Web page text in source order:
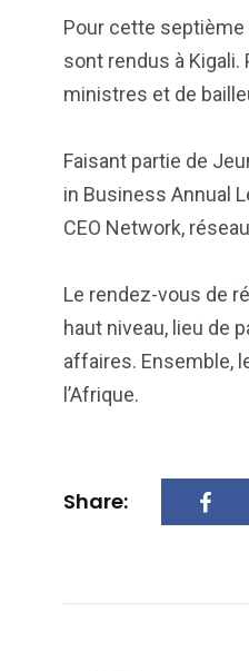
Pour cette septième
sont rendus à Kigali.
ministres et de
Faisant partie de
in Business Annual
CEO Network,
Le rendez-vous de
haut niveau, lieu de
affaires. Ensemble,
l’Afrique.
Share: